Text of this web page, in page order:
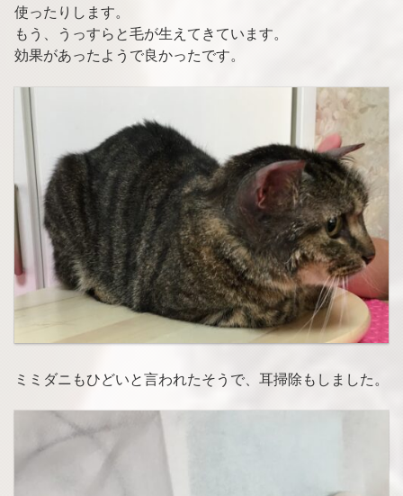
使ったりします。
もう、うっすらと毛が生えてきています。
効果があったようで良かったです。
ミミダニもひどいと言われたそうで、耳掃除もしました。